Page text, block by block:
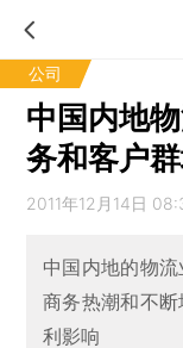
公司
中国内地
务和客户
2011年12月14日
中国内地的物
商务热潮和不
利影响